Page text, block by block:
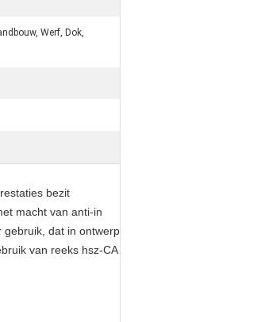
Werf, Dok,
bezit
macht van anti-in
gebruik, dat in ontwerp
van reeks hsz-CA